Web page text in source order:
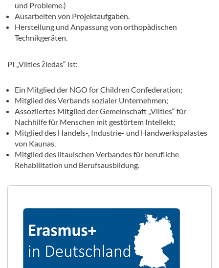
und Probleme.)
Ausarbeiten von Projektaufgaben.
Herstellung und Anpassung von orthopädischen
Technikgeräten.
PI „Vilties žiedas“ ist:
Ein Mitglied der NGO for Children Confederation;
Mitglied des Verbands sozialer Unternehmen;
Assoziiertes Mitglied der Gemeinschaft „Vilties“ für
Nachhilfe für Menschen mit gestörtem Intellekt;
Mitglied des Handels-, Industrie- und Handwerkspalastes
von Kaunas.
Mitglied des litauischen Verbandes für berufliche
Rehabilitation und Berufsausbildung.